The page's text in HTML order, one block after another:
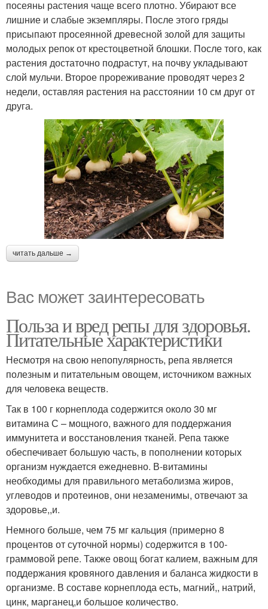
посеяны растения чаще всего плотно. Убирают все
лишние и слабые экземпляры. После этого гряды
присыпают просеянной древесной золой для защиты
молодых репок от крестоцветной блошки. После того, как
растения достаточно подрастут, на почву укладывают
слой мульчи. Второе прореживание проводят через 2
недели, оставляя растения на расстоянии 10 см друг от
друга.
читать дальше →
Вас может заинтересовать
Польза и вред репы для здоровья.
Питательные характеристики
Несмотря на свою непопулярность, репа является
полезным и питательным овощем, источником важных
для человека веществ.
Так в 100 г корнеплода содержится около 30 мг
витамина С – мощного, важного для поддержания
иммунитета и восстановления тканей. Репа также
обеспечивает большую часть, в пополнении которых
организм нуждается ежедневно. В-витамины
необходимы для правильного метаболизма жиров,
углеводов и протеинов, они незаменимы, отвечают за
здоровье,,и.
Немного больше, чем 75 мг кальция (примерно 8
процентов от суточной нормы) содержится в 100-
граммовой репе. Также овощ богат калием, важным для
поддержания кровяного давления и баланса жидкости в
организме. В составе корнеплода есть, магний,, натрий,
цинк, марганец,и большое количество.